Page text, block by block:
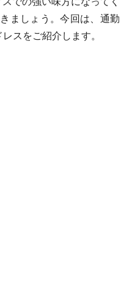
ましょう。今回は、通勤
スをご紹介します。